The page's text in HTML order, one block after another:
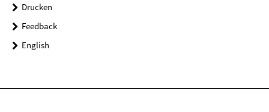
Drucken
Feedback
English